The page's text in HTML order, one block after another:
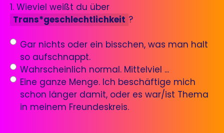
1. Wieviel weißt du über
Trans*geschlechtlichkeit ?
Gar nichts oder ein bisschen, was man halt
so aufschnappt.
Wahrscheinlich normal. Mittelviel ...
Eine ganze Menge. Ich beschäftige mich
schon länger damit, oder es war/ist Thema
in meinem Freundeskreis.